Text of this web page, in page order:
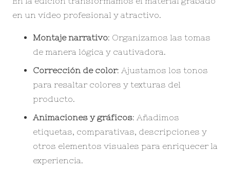
en un vídeo profesional y atractivo.
Montaje narrativo: Organizamos las tomas
de manera lógica y cautivadora.
Corrección de color: Ajustamos los tonos
para resaltar colores y texturas del
producto.
Animaciones y gráficos: Añadimos
etiquetas, comparativas, descripciones y
otros elementos visuales para enriquecer la
experiencia.